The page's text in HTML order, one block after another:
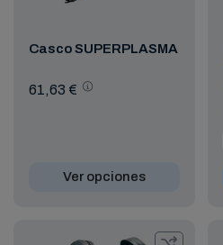
Casco SUPERPLASMA
61,63 €
Ver opciones